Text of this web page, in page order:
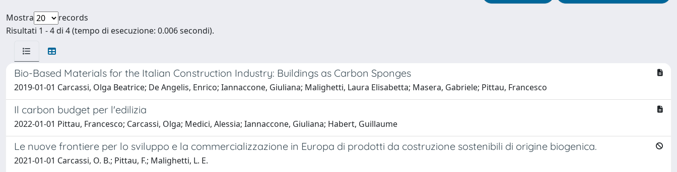
Mostra
records
Risultati 1 - 4 di 4 (tempo di esecuzione: 0.006 secondi).
Bio-Based Materials for the Italian Construction Industry: Buildings as Carbon Sponges
2019-01-01 Carcassi, Olga Beatrice; De Angelis, Enrico; Iannaccone, Giuliana; Malighetti, Laura Elisabetta; Masera, Gabriele; Pittau, Francesco
Il carbon budget per l'edilizia
2022-01-01 Pittau, Francesco; Carcassi, Olga; Medici, Alessia; Iannaccone, Giuliana; Habert, Guillaume
Le nuove frontiere per lo sviluppo e la commercializzazione in Europa di prodotti da costruzione sostenibili di origine biogenica.
2021-01-01 Carcassi, O. B.; Pittau, F.; Malighetti, L. E.